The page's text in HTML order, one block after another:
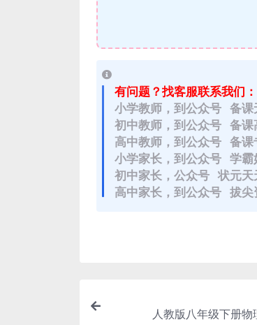
有问题？找客服联系我们：
小学教师，到公众号 备课
初中教师，到公众号 备课
高中教师，到公众号 备课
小学家长，到公众号 学霸
初中家长，公众号 状元天
高中家长，到公众号 拔尖
人教版八年级下册